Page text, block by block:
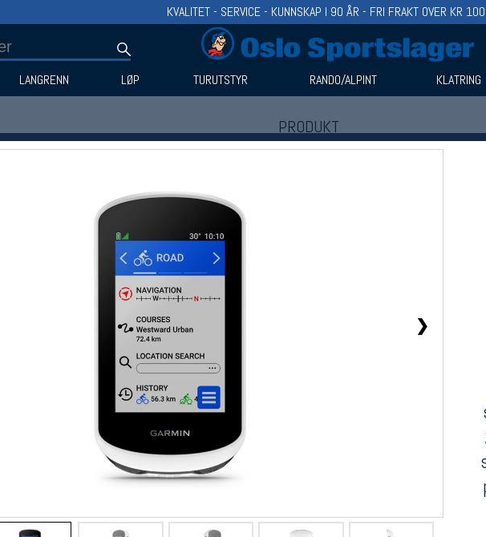
❯
KVALITET - SERVICE - KUNNSKAP I 90 ÅR - FRI FRAKT OVER KR
LANGRENN LØP TURUTSTYR RANDO/ALPINT KLATRING
PRODUKT
Produkter (1)